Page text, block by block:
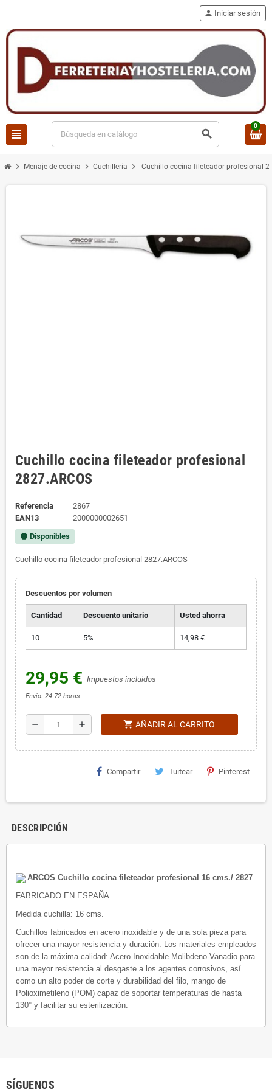
view_headline search
person Iniciar sesión
0
chevron_right Menaje de cocina chevron_right Cuchilleria chevron_right Cuchillo cocina fileteador profesional
Cuchillo cocina fileteador profesional
2827.ARCOS
Referencia
2867
EAN13
2000000002651
new_releases Disponibles
Cuchillo cocina fileteador profesional 2827.ARCOS
Descuentos por volumen
Cantidad Descuento unitario Usted ahorra
10 5% 14,98 €
29,95 € Impuestos incluidos
Envío: 24-72 horas
remove add shopping_cart AÑADIR AL CARRITO
Compartir Tuitear Pinterest
DESCRIPCIÓN
ARCOS Cuchillo cocina fileteador profesional 16 cms./ 2827
FABRICADO EN ESPAÑA
Medida cuchilla: 16 cms.
Cuchillos fabricados en acero inoxidable y de una sola pieza para
ofrecer una mayor resistencia y duración. Los materiales empleados
son de la máxima calidad: Acero Inoxidable Molibdeno-Vanadio para
una mayor resistencia al desgaste a los agentes corrosivos, así
como un alto poder de corte y durabilidad del filo, mango de
Polioximetileno (POM) capaz de soportar temperaturas de hasta
130° y facilitar su esterilización.
SÍGUENOS